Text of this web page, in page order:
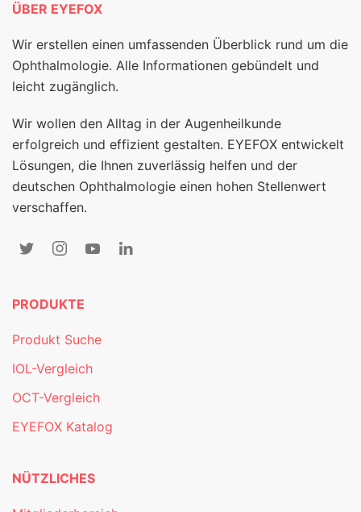
ÜBER EYEFOX
Wir erstellen einen umfassenden Überblick rund um die
Ophthalmologie. Alle Informationen gebündelt und
leicht zugänglich.
Wir wollen den Alltag in der Augenheilkunde
erfolgreich und effizient gestalten. EYEFOX entwickelt
Lösungen, die Ihnen zuverlässig helfen und der
deutschen Ophthalmologie einen hohen Stellenwert
verschaffen.
PRODUKTE
Produkt Suche
IOL-Vergleich
OCT-Vergleich
EYEFOX Katalog
NÜTZLICHES